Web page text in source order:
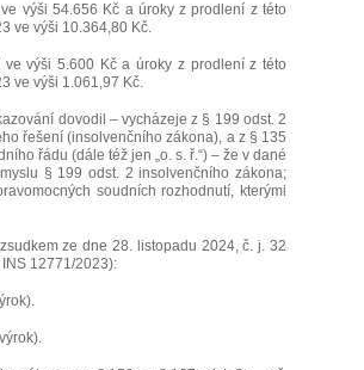
výši 54.656 Kč a úroky z prodlení z této
ve výši 10.364,80 Kč.
výši 5.600 Kč a úroky z prodlení z této
ve výši 1.061,97 Kč.
dovodil – vycházeje z § 199 odst. 2
řešení (insolvenčního zákona), a z § 135
řádu (dále též jen „o. s. ř.“) – že v dané
§ 199 odst. 2 insolvenčního zákona;
soudních rozhodnutí, kterými
ze dne 28. listopadu 2024, č. j. 32
12771/2023):